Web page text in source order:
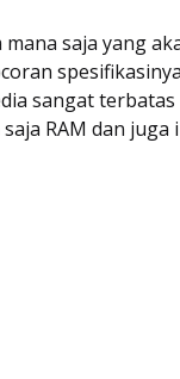
saja yang
sangat
RAM dan